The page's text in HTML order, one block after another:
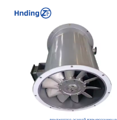
промышленных
котлов | Для котлов с
углем разных типов